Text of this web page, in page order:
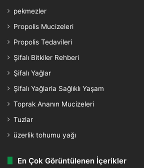
pekmezler
Propolis Mucizeleri
Propolis Tedavileri
Şifalı Bitkiler Rehberi
Şifalı Yağlar
Şifalı Yağlarla Sağlıklı Yaşam
Toprak Ananın Mucizeleri
Tuzlar
üzerlik tohumu yağı
En Çok Görüntülenen İçerikler